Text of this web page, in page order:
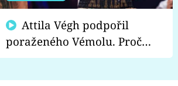
poraženého Vémolu. Proč
chce raději zápasit s ním než